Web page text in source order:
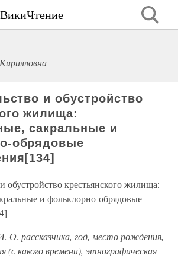
ВикиЧтение
и обустройство
жилища:
сакральные и
обрядовые
обустройство крестьянского жилища:
и фольклорно-обрядовые
О. рассказчика, год, место рождения,
(с какого времени), этнографическая